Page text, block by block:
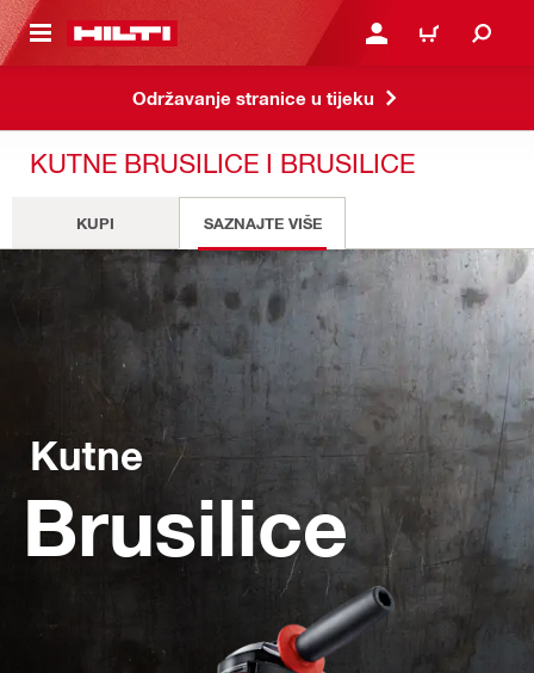
GLAVNI SADRŽAJ PRIJAVI SE ILI SE
KOŠARICA
Održavanje stranice u tijeku
KUTNE BRUSILICE I BRUSILICE
KUPI SAZNAJTE VIŠE
Kutne
Brusilice